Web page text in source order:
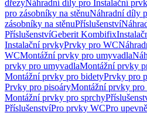
dřezyNáhradní díly pro Instalační
pro zásobníky na stěnuNáhradní díly
zásobníky na stěnuPříslušenství
PříslušenstvíGeberit Kombifix
Instalační prvkyPrvky pro WC
WCMontážní prvky pro umyvadla
prvky pro umyvadlaMontážní prvky
Montážní prvky pro bidetyPrvky pro
Prvky pro pisoáryMontážní prvky pro
Montážní prvky pro sprchy
PříslušenstvíPro prvky WCPro